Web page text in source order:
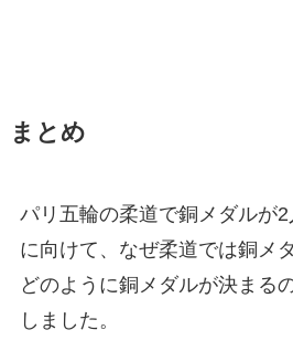
まとめ
パリ五輪の柔道で銅メダルが
に向けて、なぜ柔道では銅メ
どのように銅メダルが決ま
しました。